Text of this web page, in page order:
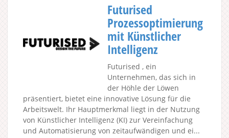
Futurised
Prozessoptimierung
mit Künstlicher
Intelligenz
Futurised , ein
Unternehmen, das sich in
der Höhle der Löwen
präsentiert, bietet eine innovative Lösung für die
Arbeitswelt. Ihr Hauptmerkmal liegt in der Nutzung
von Künstlicher Intelligenz (KI) zur Vereinfachung
und Automatisierung von zeitaufwändigen und ei...